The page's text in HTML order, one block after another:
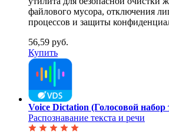
файлового мусора, отключения
процессов и защиты
56,59 руб.
Купить
Voice Dictation (Голосовой набор
Распознавание текста и речи